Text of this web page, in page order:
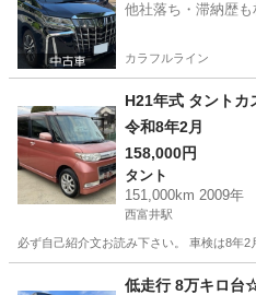
他社落ち・滞納歴
カラフルライン
H21年式 タント
令和8年2月
158,000円
タント
151,000km 2009年
西富井駅
必ず自己紹介文お読み下さい。 車検は8年
西富井駅 タント
低走行 8万キロ台